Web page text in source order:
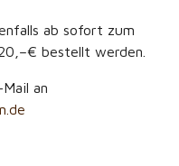
ab sofort zum
bestellt werden.
an